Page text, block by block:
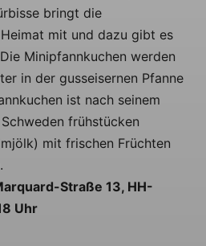
bringt die
mit und dazu gibt es
Minipfannkuchen werden
in der gusseisernen Pfanne
ist nach seinem
frühstücken
mit frischen Früchten
Straße 13, HH-
Uhr